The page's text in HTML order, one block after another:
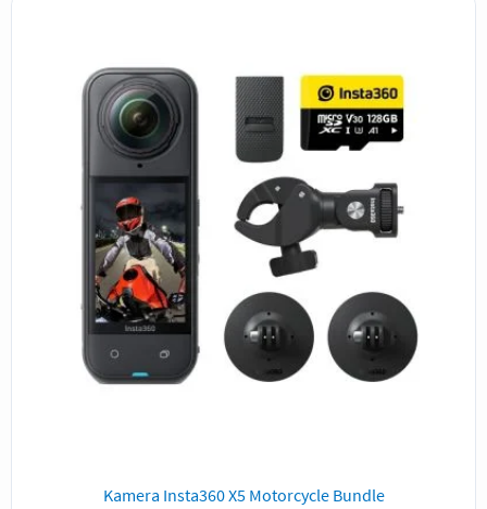
Kamera Insta360 X5 Motorcycle Bundle